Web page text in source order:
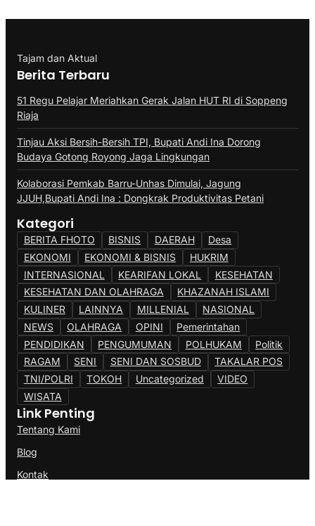
Tajam dan Aktual
Berita Terbaru
51 Regu Pelajar Meriahkan Gerak Jalan HUT RI di Soppeng
Riaja
Tinjau Aksi Bersih-Bersih TPI, Bupati Andi Ina Dorong
Budaya Gotong Royong Jaga Lingkungan
Kolaborasi Pemkab Barru-Unhas Dimulai, Jagung
JJUH,Bupati Andi Ina : Dongkrak Produktivitas Petani
Kategori
BERITA FHOTO BISNIS DAERAH
Desa
EKONOMI
EKONOMI & BISNIS
HUKRIM
INTERNASIONAL
KEARIFAN LOKAL
KESEHATAN
KESEHATAN DAN OLAHRAGA
KHAZANAH ISLAMI
KULINER
LAINNYA MILLENIAL
NASIONAL
NEWS
OLAHRAGA OPINI
Pemerintahan
PENDIDIKAN
PENGUMUMAN POLHUKAM
Politik
RAGAM
SENI SENI DAN SOSBUD
TAKALAR POS
TNI/POLRI
TOKOH Uncategorized
VIDEO
WISATA
Link Penting
Tentang Kami
Blog
Kontak